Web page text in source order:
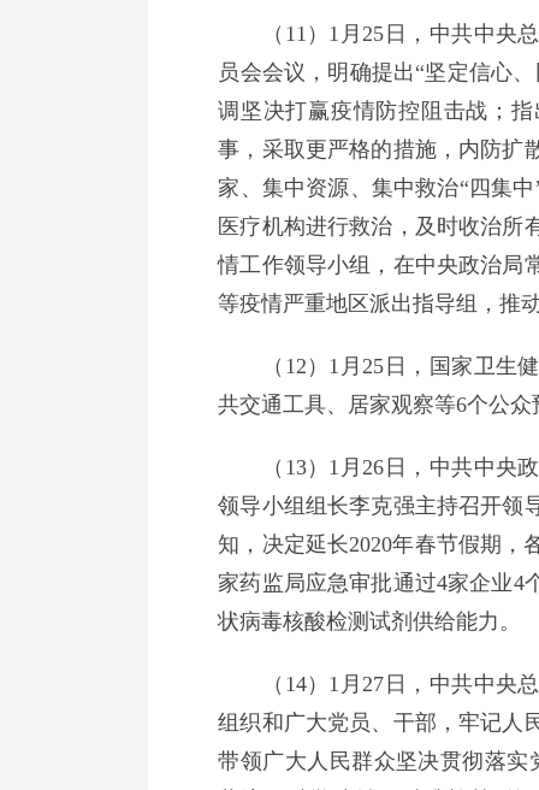
（11）1月25日，中共中央总
员会会议，明确提出“坚定信心
调坚决打赢疫情防控阻击战；
事，采取更严格的措施，内防扩
家、集中资源、集中救治“四集
医疗机构进行救治，及时收治所
情工作领导小组，在中央政治局
等疫情严重地区派出指导组，推
（12）1月25日，国家卫生健
共交通工具、居家观察等6个公众
（13）1月26日，中共中央政
领导小组组长李克强主持召开领
知，决定延长2020年春节假期，
家药监局应急审批通过4家企业4
状病毒核酸检测试剂供给能力。
（14）1月27日，中共中央总
组织和广大党员、干部，牢记人
带领广大人民群众坚决贯彻落